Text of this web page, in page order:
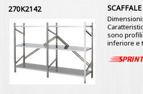
270K2142
sono profili
inferiore e